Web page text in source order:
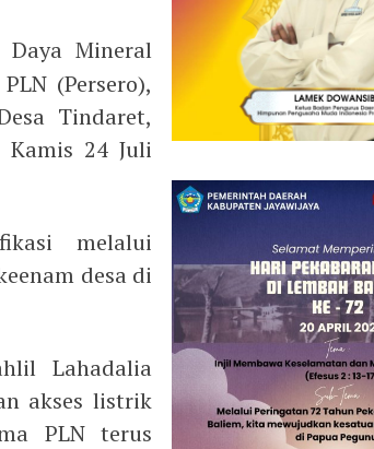
Mineral
(Persero),
Tindaret,
Kamis 24 Juli
melalui
desa di
Lahadalia
akses listrik
PLN terus